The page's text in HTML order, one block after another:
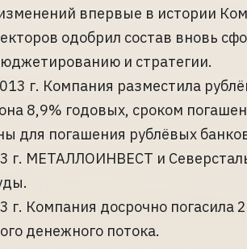
впервые в истории
одобрил состав вновь
и стратегии.
г. Компания разместила
8,9% годовых, сроком
для погашения рублёвых
г. МЕТАЛЛОИНВЕСТ и
г. Компания досрочно погасила
денежного потока.